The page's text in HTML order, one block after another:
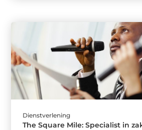
Dienstverlening
The Square Mile: Specialist in